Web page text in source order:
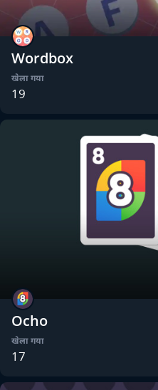
Wordbox
खेला गया
19
Ocho
खेला गया
17